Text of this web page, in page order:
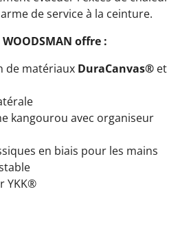
de service à la ceinture.
offre :
de matériaux DuraCanvas® et
kangourou avec organiseur
en biais pour les mains
YKK®